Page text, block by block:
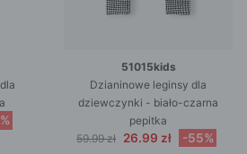
51015kids
Dzianinowe leginsy dla
dziewczynki - biało-czarna
pepitka
59.99 zł 26.99 zł -55%